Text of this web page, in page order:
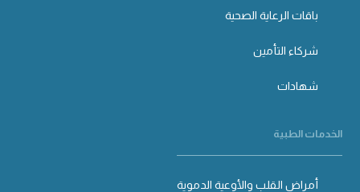
باقات الرعاية الصحية
شركاء التأمين
شهادات
الخدمات الطبية
أمراض القلب والأوعية الدموية